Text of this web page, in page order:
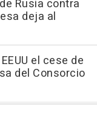
Rusia contra
deja al
el cese de
del Consorcio